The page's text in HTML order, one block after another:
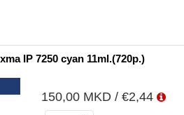
IP 7250 cyan 11ml.(720p.)
150,00 MKD / €2,44